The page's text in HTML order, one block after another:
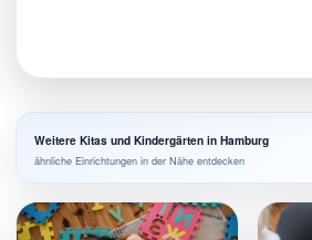
Weitere Kitas und Kindergärten in Hamburg
ähnliche Einrichtungen in der Nähe entdecken